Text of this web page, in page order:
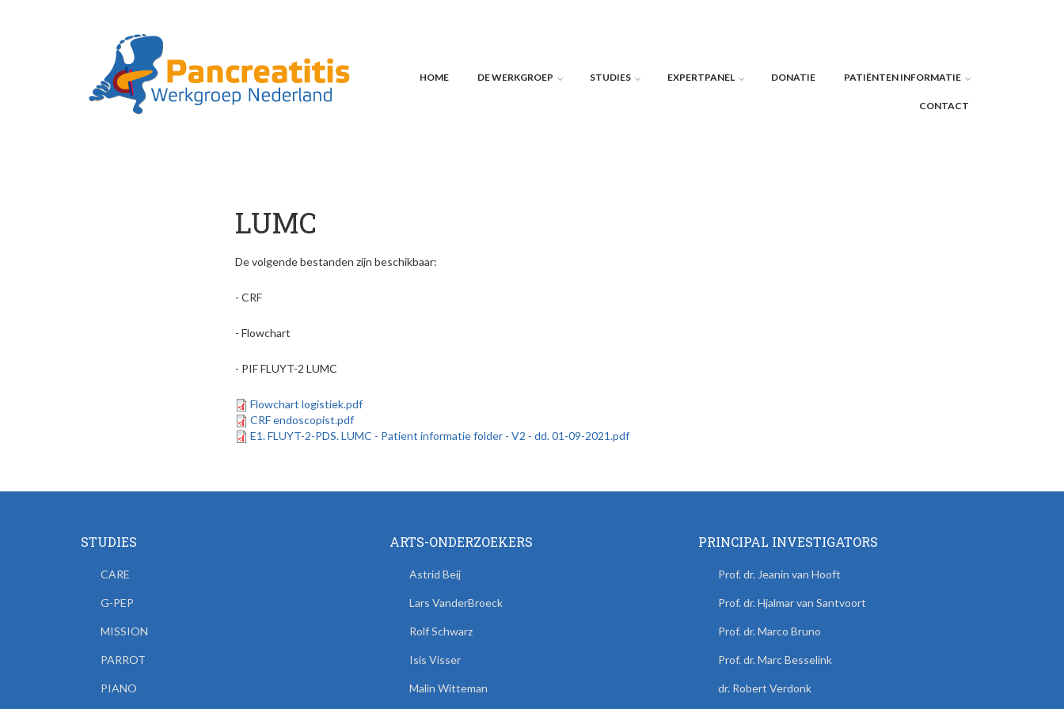
HOME DE WERKGROEP STUDIES EXPERTPANEL DONATIE PATIËNTEN INFORMATIE
CONTACT
LUMC
De volgende bestanden zijn beschikbaar:
- CRF
- Flowchart
- PIF FLUYT-2 LUMC
Flowchart logistiek.pdf
CRF endoscopist.pdf
E1. FLUYT-2-PDS. LUMC - Patient informatie folder - V2 - dd. 01-09-2021.pdf
STUDIES
CARE
G-PEP
MISSION
PARROT
PIANO
ARTS-ONDERZOEKERS
Astrid Beij
Lars VanderBroeck
Rolf Schwarz
Isis Visser
Malin Witteman
PRINCIPAL INVESTIGATORS
Prof. dr. Jeanin van Hooft
Prof. dr. Hjalmar van Santvoort
Prof. dr. Marco Bruno
Prof. dr. Marc Besselink
dr. Robert Verdonk